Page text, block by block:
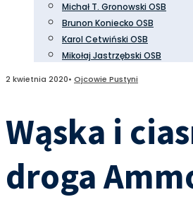
Michał T. Gronowski OSB
Brunon Koniecko OSB
Karol Cetwiński OSB
Mikołaj Jastrzębski OSB
2 kwietnia 2020• Ojcowie Pustyni
Wąska i
droga